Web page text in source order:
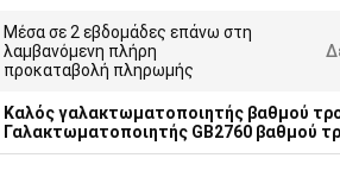
Μέσα σε 2 εβδομάδες επάνω στη
λαμβανόμενη πλήρη
προκαταβολή πληρωμής
Καλός γαλακτωματοποιητής βαθμού
Γαλακτωματοποιητής GB2760 βαθμού